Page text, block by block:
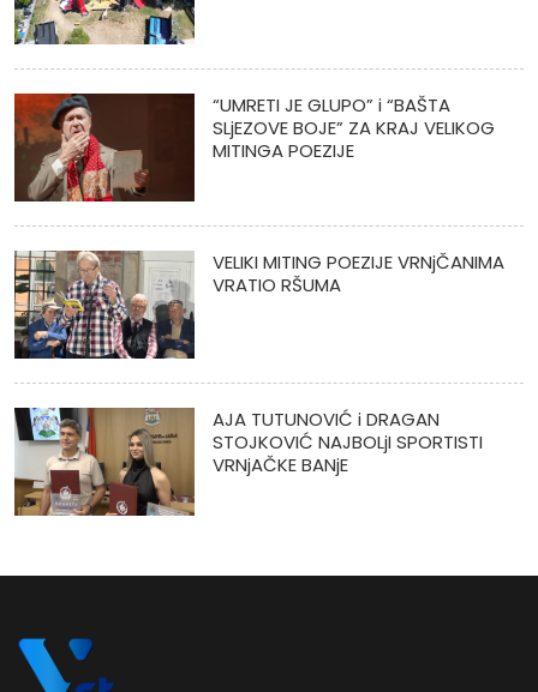
“UMRETI JE GLUPO” i “BAŠTA
SLjEZOVE BOJE” ZA KRAJ VELIKOG
MITINGA POEZIJE
VELIKI MITING POEZIJE VRNjČANIMA
VRATIO RŠUMA
AJA TUTUNOVIĆ i DRAGAN
STOJKOVIĆ NAJBOLjI SPORTISTI
VRNjAČKE BANjE